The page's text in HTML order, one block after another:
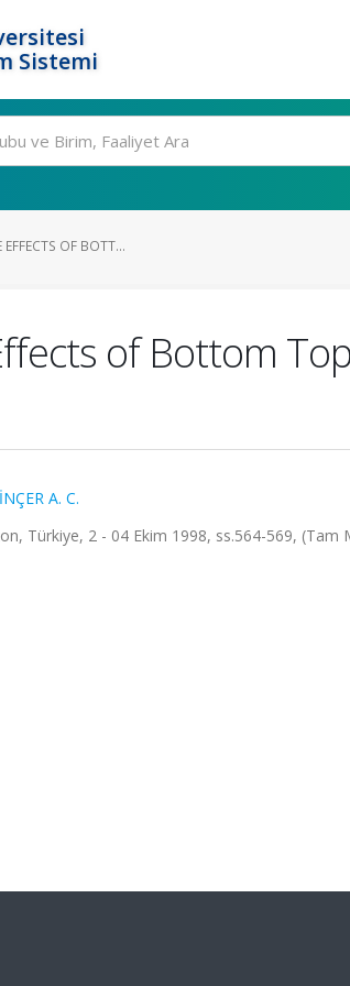
Sistemi
OF BOTT...
of Bottom
A. C.
Türkiye, 2 - 04 Ekim 1998, ss.564-569, (Tam